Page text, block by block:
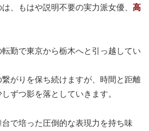
、もはや説明不要の実力派女優、 高
勤で東京から栃木へと引っ越してい
がりを保ち続けますが、時間と距離
ずつ影を落としていきます。
で培った圧倒的な表現力を持ち味